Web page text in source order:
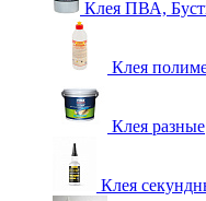
Клея ПВА,
Клея
Клея разные
Клея